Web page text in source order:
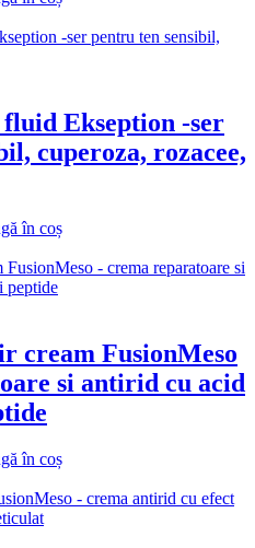
lei.
Ekseption -ser
cuperoza, rozacee,
lei.
în coș
cream FusionMeso
si antirid cu acid
lei.
în coș